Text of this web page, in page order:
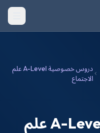
دروس خصوصية A-Level علم
الاجتماع
دروس خصوصية A-Level علم